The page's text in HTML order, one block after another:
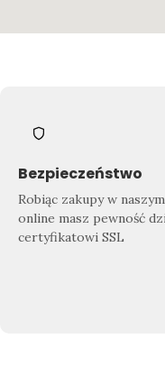
Znajdź swój
Sprawdź co dla
Naszabogata oferta
nawet najbardziej
Klientom.
Bezpieczeństwo
Robiąc zakupy w
online masz pewność
certyfikatowi SSL